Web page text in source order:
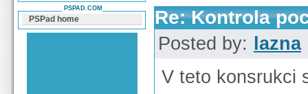
Re: Kontrola
Posted by: lazna
V teto konsrukci
PSPAD.COM
PSPad home